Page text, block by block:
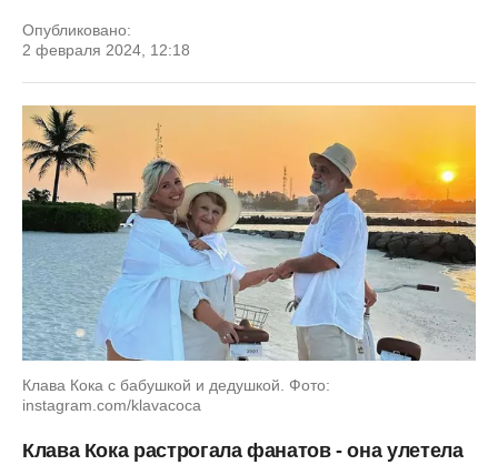
Опубликовано:
2 февраля 2024, 12:18
Клава Кока с бабушкой и дедушкой. Фото:
instagram.com/klavacoca
Клава Кока растрогала фанатов - она улетела